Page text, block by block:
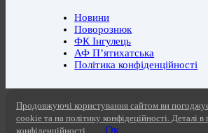
Новини
Поворознюк
ФК Інгулець
АФ П’ятихатська
Політика конфіденційності
Продовжуючі користування сайтом ви
cookie та на політику конфідеційності. Деталі в
конфіденційності.
Ок